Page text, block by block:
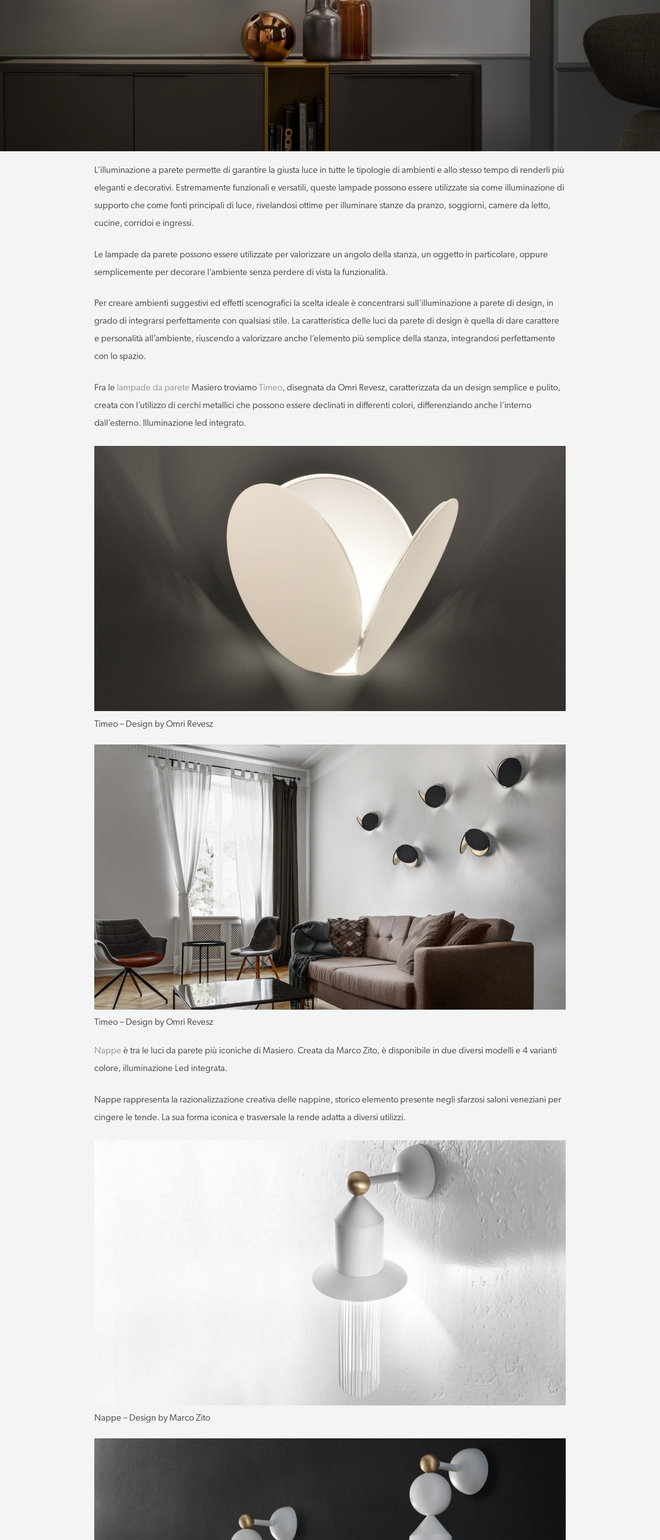
L’illuminazione a parete permette di garantire la giusta luce in tutte le tipologie di ambienti e allo stesso tempo di renderli più
eleganti e decorativi. Estremamente funzionali e versatili, queste lampade possono essere utilizzate sia come illuminazione di
supporto che come fonti principali di luce, rivelandosi ottime per illuminare stanze da pranzo, soggiorni, camere da letto,
cucine, corridoi e ingressi.
Le lampade da parete possono essere utilizzate per valorizzare un angolo della stanza, un oggetto in particolare, oppure
semplicemente per decorare l’ambiente senza perdere di vista la funzionalità.
Per creare ambienti suggestivi ed effetti scenografici la scelta ideale è concentrarsi sull’illuminazione a parete di design, in
grado di integrarsi perfettamente con qualsiasi stile. La caratteristica delle luci da parete di design è quella di dare carattere
e personalità all’ambiente, riuscendo a valorizzare anche l’elemento più semplice della stanza, integrandosi perfettamente
con lo spazio.
Fra le lampade da parete Masiero troviamo Timeo, disegnata da Omri Revesz, caratterizzata da un design semplice e pulito,
creata con l’utilizzo di cerchi metallici che possono essere declinati in differenti colori, differenziando anche l’interno
dall’esterno. Illuminazione led integrato.
Timeo – Design by Omri Revesz
Timeo – Design by Omri Revesz
Nappe è tra le luci da parete più iconiche di Masiero. Creata da Marco Zito, è disponibile in due diversi modelli e 4 varianti
colore, illuminazione Led integrata.
Nappe rappresenta la razionalizzazione creativa delle nappine, storico elemento presente negli sfarzosi saloni veneziani per
cingere le tende. La sua forma iconica e trasversale la rende adatta a diversi utilizzi.
Nappe – Design by Marco Zito